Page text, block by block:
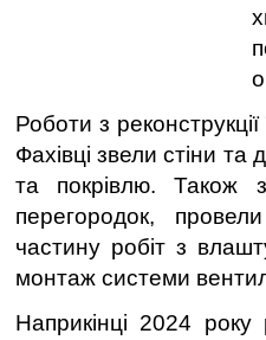
Роботи з
Фахівці звели стіни
та покрівлю. Також
перегородок,
частину робіт з
монтаж системи
Наприкінці 2024